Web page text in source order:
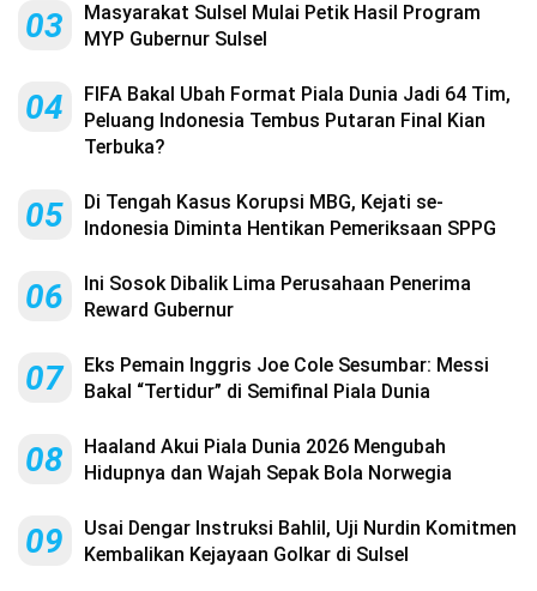
03
Masyarakat Sulsel Mulai Petik Hasil Program
MYP Gubernur Sulsel
04
FIFA Bakal Ubah Format Piala Dunia Jadi 64 Tim,
Peluang Indonesia Tembus Putaran Final Kian
Terbuka?
05
Di Tengah Kasus Korupsi MBG, Kejati se-
Indonesia Diminta Hentikan Pemeriksaan SPPG
06
Ini Sosok Dibalik Lima Perusahaan Penerima
Reward Gubernur
07
Eks Pemain Inggris Joe Cole Sesumbar: Messi
Bakal “Tertidur” di Semifinal Piala Dunia
08
Haaland Akui Piala Dunia 2026 Mengubah
Hidupnya dan Wajah Sepak Bola Norwegia
09
Usai Dengar Instruksi Bahlil, Uji Nurdin Komitmen
Kembalikan Kejayaan Golkar di Sulsel